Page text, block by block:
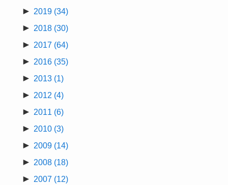
► 2019 (34)
► 2018 (30)
► 2017 (64)
► 2016 (35)
► 2013 (1)
► 2012 (4)
► 2011 (6)
► 2010 (3)
► 2009 (14)
► 2008 (18)
► 2007 (12)